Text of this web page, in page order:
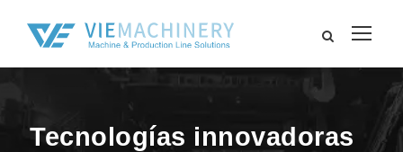
Tecnologías innovadoras